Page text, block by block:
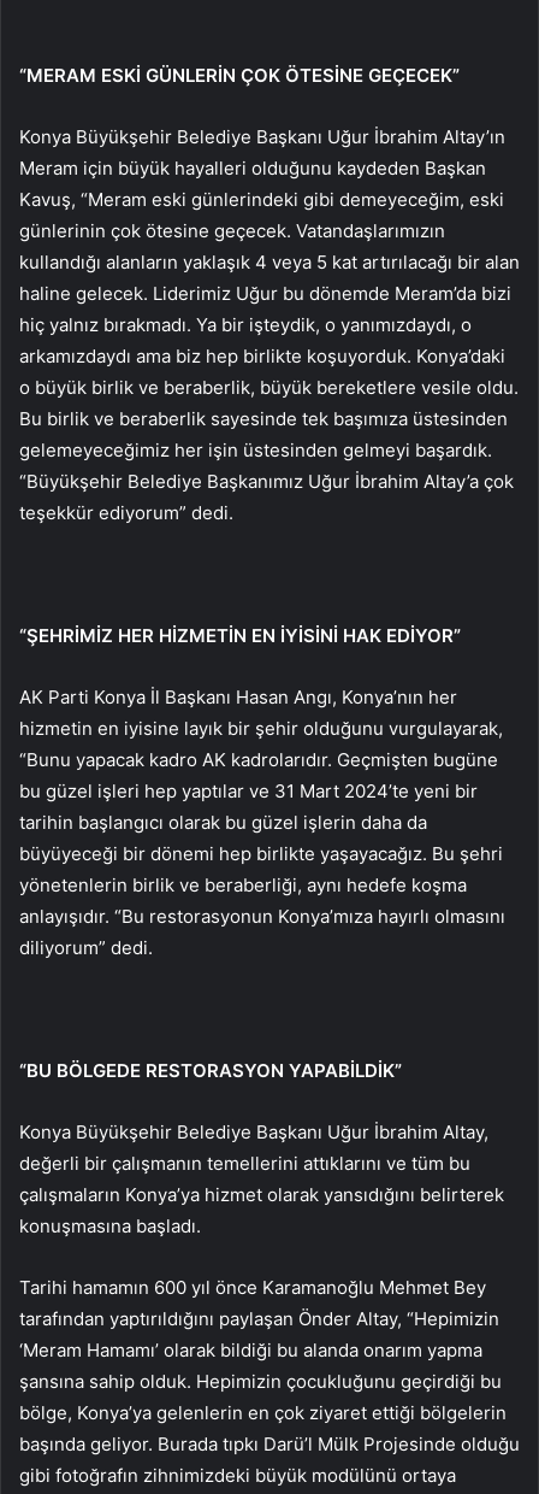
“MERAM ESKİ GÜNLERİN ÇOK ÖTESİNE GEÇECEK”
Konya Büyükşehir Belediye Başkanı Uğur İbrahim Altay’ın
Meram için büyük hayalleri olduğunu kaydeden Başkan
Kavuş, “Meram eski günlerindeki gibi demeyeceğim, eski
günlerinin çok ötesine geçecek. Vatandaşlarımızın
kullandığı alanların yaklaşık 4 veya 5 kat artırılacağı bir alan
haline gelecek. Liderimiz Uğur bu dönemde Meram’da bizi
hiç yalnız bırakmadı. Ya bir işteydik, o yanımızdaydı, o
arkamızdaydı ama biz hep birlikte koşuyorduk. Konya’daki
o büyük birlik ve beraberlik, büyük bereketlere vesile oldu.
Bu birlik ve beraberlik sayesinde tek başımıza üstesinden
gelemeyeceğimiz her işin üstesinden gelmeyi başardık.
“Büyükşehir Belediye Başkanımız Uğur İbrahim Altay’a çok
teşekkür ediyorum” dedi.
“ŞEHRİMİZ HER HİZMETİN EN İYİSİNİ HAK EDİYOR”
AK Parti Konya İl Başkanı Hasan Angı, Konya’nın her
hizmetin en iyisine layık bir şehir olduğunu vurgulayarak,
“Bunu yapacak kadro AK kadrolarıdır. Geçmişten bugüne
bu güzel işleri hep yaptılar ve 31 Mart 2024’te yeni bir
tarihin başlangıcı olarak bu güzel işlerin daha da
büyüyeceği bir dönemi hep birlikte yaşayacağız. Bu şehri
yönetenlerin birlik ve beraberliği, aynı hedefe koşma
anlayışıdır. “Bu restorasyonun Konya’mıza hayırlı olmasını
diliyorum” dedi.
“BU BÖLGEDE RESTORASYON YAPABİLDİK”
Konya Büyükşehir Belediye Başkanı Uğur İbrahim Altay,
değerli bir çalışmanın temellerini attıklarını ve tüm bu
çalışmaların Konya’ya hizmet olarak yansıdığını belirterek
konuşmasına başladı.
Tarihi hamamın 600 yıl önce Karamanoğlu Mehmet Bey
tarafından yaptırıldığını paylaşan Önder Altay, “Hepimizin
‘Meram Hamamı’ olarak bildiği bu alanda onarım yapma
şansına sahip olduk. Hepimizin çocukluğunu geçirdiği bu
bölge, Konya’ya gelenlerin en çok ziyaret ettiği bölgelerin
başında geliyor. Burada tıpkı Darü’l Mülk Projesinde olduğu
gibi fotoğrafın zihnimizdeki büyük modülünü ortaya